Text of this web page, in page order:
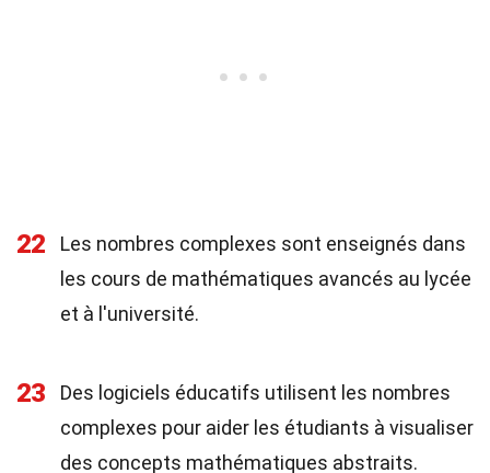
22
Les nombres complexes sont enseignés dans
les cours de mathématiques avancés au lycée
et à l'université.
23
Des logiciels éducatifs utilisent les nombres
complexes pour aider les étudiants à visualiser
des concepts mathématiques abstraits.